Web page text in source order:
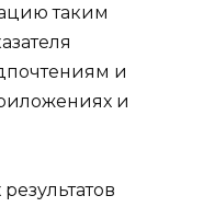
таким
и
и